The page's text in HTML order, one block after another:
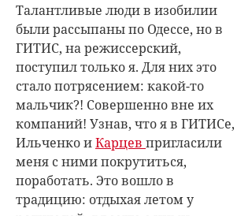
Талантливые люди в изобилии
были рассыпаны по Одессе, но в
ГИТИС, на режиссерский,
поступил только я. Для них это
стало потрясением: какой-то
мальчик?! Совершенно вне их
компаний! Узнав, что я в ГИТИСе,
Ильченко иКарцев пригласили
меня с ними покрутиться,
поработать. Это вошло в
традицию: отдыхая летом у